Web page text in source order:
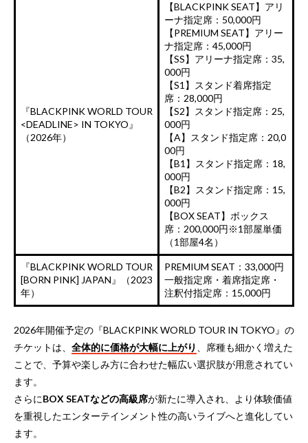
『BLACKPINK WORLD TOUR
<DEADLINE> IN TOKYO』
（2026年）
【BLACKPINK SEAT】アリ
ーナ指定席：50,000円
【PREMIUM SEAT】アリー
ナ指定席：45,000円
【SS】アリーナ指定席：35,
000円
【S1】スタンド着席指定
席：28,000円
【S2】スタンド指定席：25,
000円
【A】スタンド指定席：20,0
00円
【B1】スタンド指定席：18,
000円
【B2】スタンド指定席：15,
000円
【BOX SEAT】ボックス
席：200,000円※1部屋単価
（1部屋4名）
『BLACKPINK WORLD TOUR
[BORN PINK] JAPAN』（2023
年）
PREMIUM SEAT：33,000円
一般指定席・着席指定席・
注釈付指定席：15,000円
2026年開催予定の『BLACKPINK WORLD TOUR IN TOKYO』の
チケットは、 全体的に価格が大幅に上がり
、席種も細かく増えた
ことで、予算や楽しみ方に合わせた幅広い選択肢が用意されてい
ます。
さらにBOX SEATなどの高級席が新たに導入され、より体験価値
を重視したエンターテインメント性の高いライブへと進化してい
ます。